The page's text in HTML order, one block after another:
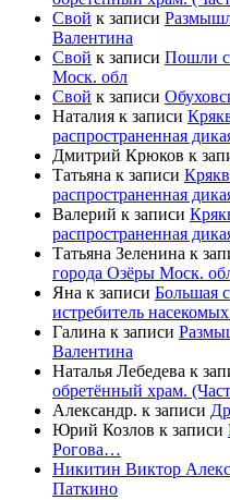
Свой к записи
Валентина
Свой к записи Пошли
Моск. обл
Свой к записи
Наталия к записи
распространенная
Дмитрий Крюков к
Татьяна к записи
распространенная
Валерий к записи
распространенная
Татьяна Зеленина к
города Озёры Моск.
Яна к записи Большая
истребитель
Галина к записи
Валентина
Наталья Лебедева к
обретённый храм.
Александр. к записи
Юрий Козлов к записи
Рогова…
Никитин Виктор
Паткино